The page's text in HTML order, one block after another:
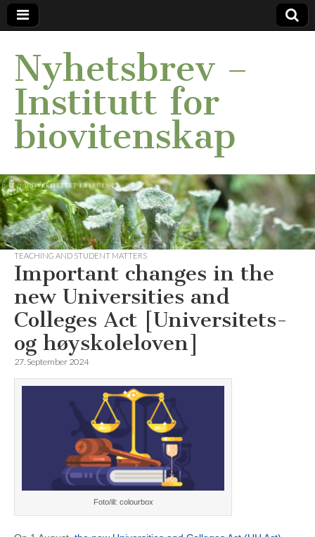
Nyhetsbrev –
Institutt for
biovitenskap
TEACHING AND STUDENT MATTERS
Important changes in the
new Universities and
Colleges Act [Universitets-
og høyskoleloven]
27. September 2024
Foto/ill: colourbox